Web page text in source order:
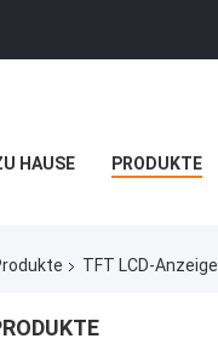
HAUSE PRODUKTE
TFT LCD-Anzeige